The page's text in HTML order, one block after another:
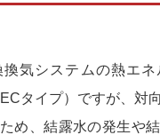
気システムの熱エ
タイプ）ですが、対
め、結露水の発生や